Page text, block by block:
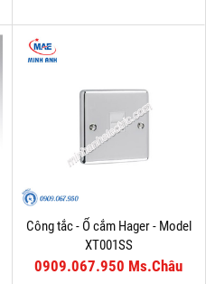
Công tắc - Ổ cắm Hager - Model
XT001SS
0909.067.950 Ms.Châu